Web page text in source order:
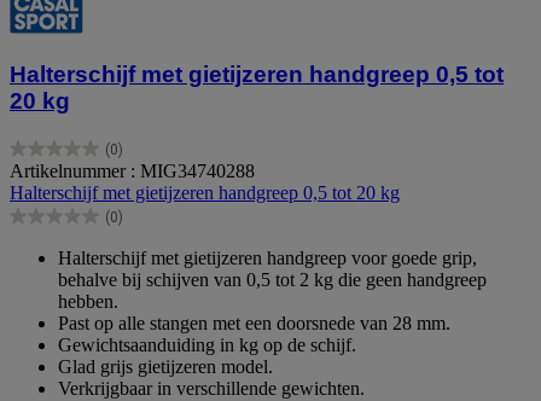
Halterschijf met gietijzeren handgreep 0,5 tot
20 kg
(0)
0.0
van
de
5
Artikelnummer : MIG34740288
Halterschijf met gietijzeren handgreep 0,5 tot 20 kg
(0)
0.0
sterren.
Halterschijf met gietijzeren handgreep voor goede grip,
behalve bij schijven van 0,5 tot 2 kg die geen handgreep
hebben.
Past op alle stangen met een doorsnede van 28 mm.
Gewichtsaanduiding in kg op de schijf.
Glad grijs gietijzeren model.
Verkrijgbaar in verschillende gewichten.